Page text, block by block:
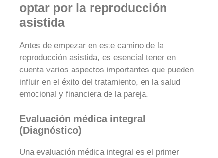
optar por la reproducción
asistida
Antes de empezar en este camino de la
reproducción asistida, es esencial tener en
cuenta varios aspectos importantes que pueden
influir en el éxito del tratamiento, en la salud
emocional y financiera de la pareja.
Evaluación médica integral
(Diagnóstico)
Una evaluación médica integral es el primer